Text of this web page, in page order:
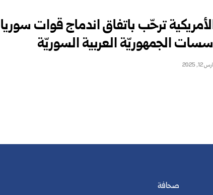
ترحّب باتفاق اندماج قوات
الجمهوريّة العربية السوريّة
12, 2025
صحافة